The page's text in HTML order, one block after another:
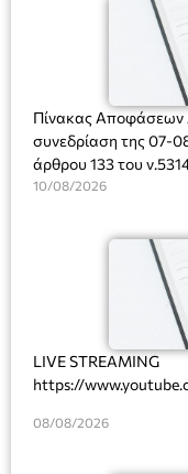
Πίνακας Αποφάσεων
συνεδρίαση της 07-08-2026 σύμφωνα με τις διατάξεις του
άρθρου 133 του
Πρόσκλησης: 10817/
10/08/2026
LIVE STREAMING
https://
08/08/2026